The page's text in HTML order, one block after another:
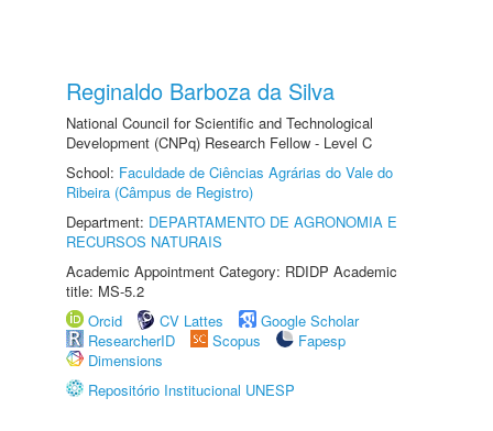
Reginaldo Barboza da Silva
National Council for Scientific and Technological
Development (CNPq) Research Fellow - Level C
School: Faculdade de Ciências Agrárias do Vale do
Ribeira (Câmpus de Registro)
Department: DEPARTAMENTO DE AGRONOMIA E
RECURSOS NATURAIS
Academic Appointment Category: RDIDP Academic
title: MS-5.2
Orcid
CV Lattes
Google Scholar
ResearcherID
Scopus
Fapesp
Dimensions
Repositório Institucional UNESP